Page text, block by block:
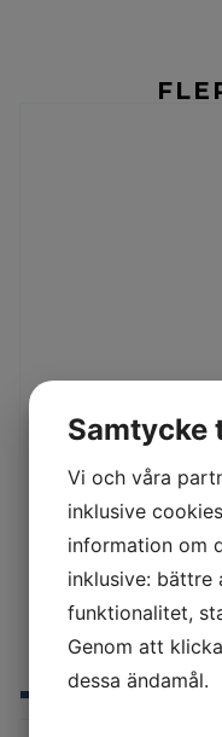
Kampanjer
ÖPPNAT –
BRÄNSLE!
Spara bränsle – håll
botten ren, inte bara
från havstulpaner!
Bara en liten
algbeväxning ger
Samtycke
Vi och våra
inklusive
information om
inklusive: bättre
funktionalitet,
Genom att
dessa ändamål.